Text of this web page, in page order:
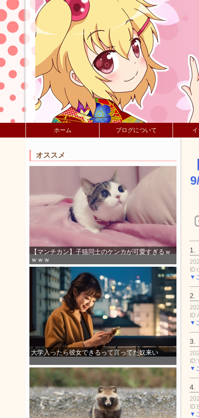
ホーム ブログについて
オススメ
【マンチカン】子猫同士のケンカが可愛すぎるｗ
ｗｗｗ
大学入ったら彼女できるって言ってた奴来い
1.
▼
2.
▼
3.
▼
4.
▼